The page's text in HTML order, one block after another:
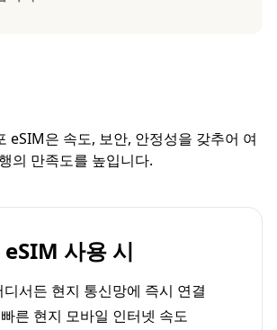
eSIM은 속도, 보안, 안정성을 갖추어 여
행의 만족도를 높입니다.
사용 시
디서든 현지 통신망에 즉시 연결
른 현지 모바일 인터넷 속도